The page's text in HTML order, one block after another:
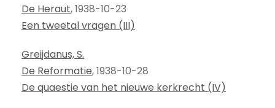
De Heraut, 1938-10-23
Een tweetal vragen (III)
Greijdanus, S.
De Reformatie, 1938-10-28
De quaestie van het nieuwe kerkrecht (IV)